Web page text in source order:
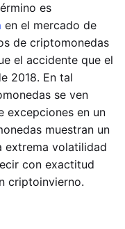
es
en el mercado de
de criptomonedas
el accidente que el
2018. En tal
se ven
excepciones en un
muestran un
extrema volatilidad
con exactitud
criptoinvierno.